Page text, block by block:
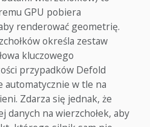
GPU pobiera
renderować geometrię.
określa zestaw
kluczowego
przypadków Defold
automatycznie w tle na
Zdarza się jednak, że
danych na wierzchołek, aby